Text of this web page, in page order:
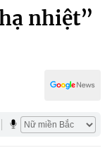
nhiệt”